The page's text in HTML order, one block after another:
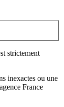
strictement
inexactes ou une
France